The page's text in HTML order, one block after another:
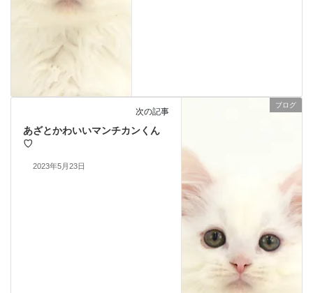
ブログ
次の記事
あざとかわいいマンチカンくん
♡
2023年5月23日